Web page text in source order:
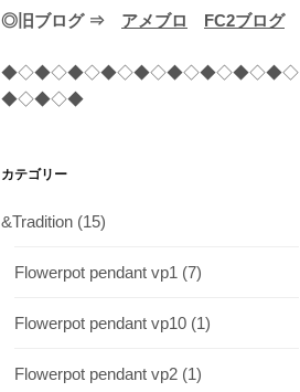
◎旧ブログ ⇒ アメブロ FC2ブログ
◆◇◆◇◆◇◆◇◆◇◆◇◆◇◆◇◆◇
◆◇◆◇◆
カテゴリー
&Tradition (15)
Flowerpot pendant vp1 (7)
Flowerpot pendant vp10 (1)
Flowerpot pendant vp2 (1)